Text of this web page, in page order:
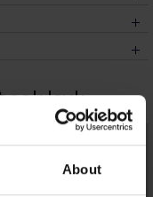
About
ook leuk